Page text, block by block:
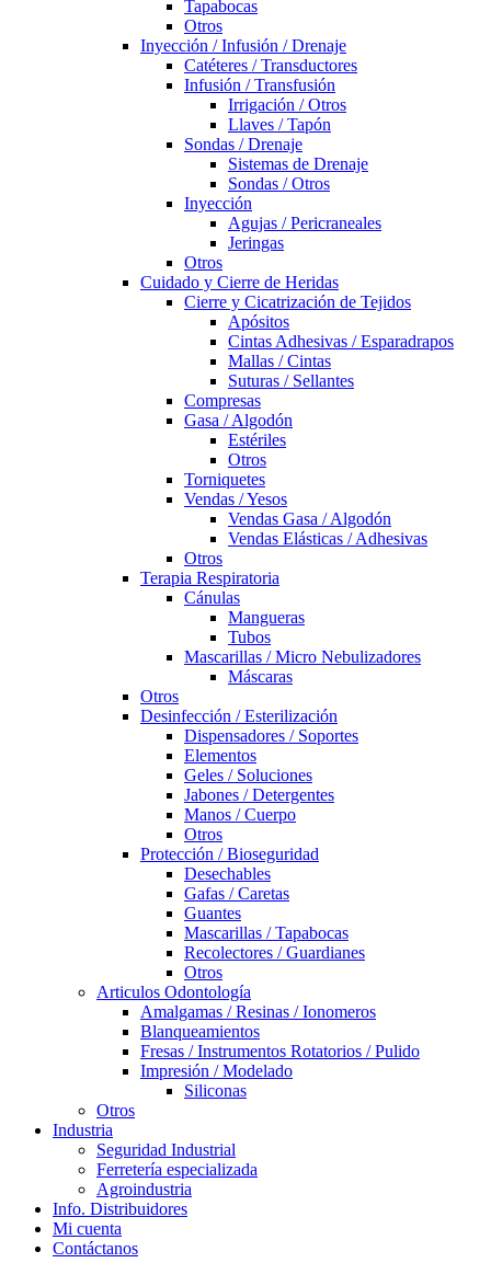
Tapabocas
Otros
Inyección / Infusión / Drenaje
Catéteres / Transductores
Infusión / Transfusión
Irrigación / Otros
Llaves / Tapón
Sondas / Drenaje
Sistemas de Drenaje
Sondas / Otros
Inyección
Agujas / Pericraneales
Jeringas
Otros
Cuidado y Cierre de Heridas
Cierre y Cicatrización de Tejidos
Apósitos
Cintas Adhesivas / Esparadrapos
Mallas / Cintas
Suturas / Sellantes
Compresas
Gasa / Algodón
Estériles
Otros
Torniquetes
Vendas / Yesos
Vendas Gasa / Algodón
Vendas Elásticas / Adhesivas
Otros
Terapia Respiratoria
Cánulas
Mangueras
Tubos
Mascarillas / Micro Nebulizadores
Máscaras
Otros
Desinfección / Esterilización
Dispensadores / Soportes
Elementos
Geles / Soluciones
Jabones / Detergentes
Manos / Cuerpo
Otros
Protección / Bioseguridad
Desechables
Gafas / Caretas
Guantes
Mascarillas / Tapabocas
Recolectores / Guardianes
Otros
Articulos Odontología
Amalgamas / Resinas / Ionomeros
Blanqueamientos
Fresas / Instrumentos Rotatorios / Pulido
Impresión / Modelado
Siliconas
Otros
Industria
Seguridad Industrial
Ferretería especializada
Agroindustria
Info. Distribuidores
Mi cuenta
Contáctanos